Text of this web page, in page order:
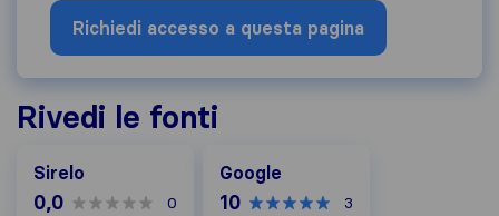
Richiedi accesso a questa pagina
Rivedi le fonti
Sirelo
0,0 0
Google
10 3